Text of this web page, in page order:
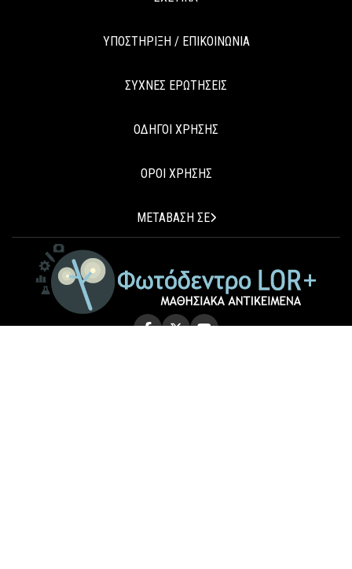
ΥΠΟΣΤΗΡΙΞΗ / ΕΠΙΚΟΙΝΩΝΙΑ
ΣΥΧΝΕΣ ΕΡΩΤΗΣΕΙΣ
ΟΔΗΓΟΙ ΧΡΗΣΗΣ
ΟΡΟΙ ΧΡΗΣΗΣ
ΜΕΤΑΒΑΣΗ ΣΕ